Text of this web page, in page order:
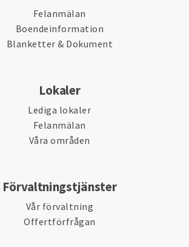
Felanmälan
Boendeinformation
Blanketter & Dokument
Lokaler
Lediga lokaler
Felanmälan
Våra områden
Förvaltningstjänster
Vår förvaltning
Offertförfrågan